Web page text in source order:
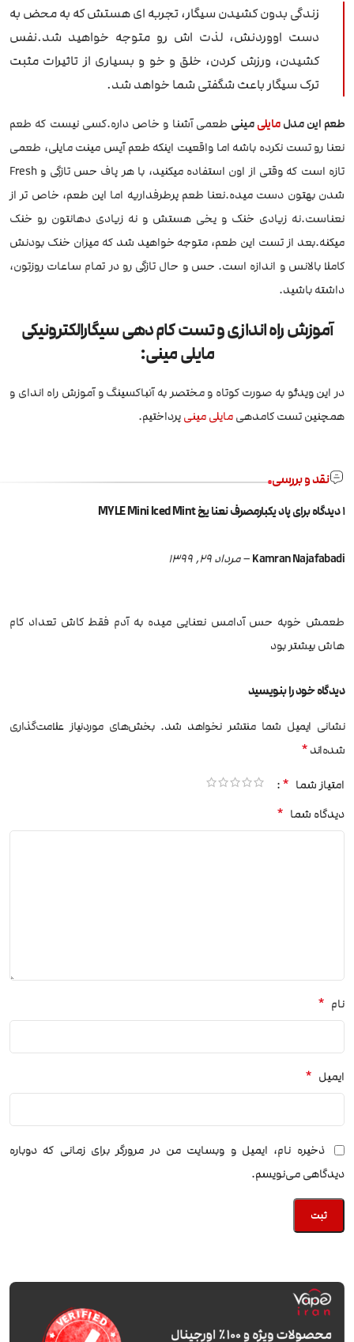
زندگی بدون کشیدن سیگار، تجربه ای هستش که به محض به
دست اووردنش، لذت اش رو متوجه خواهید شد.نفس
کشیدن، ورزش کردن، خلق و خو و بسیاری از تاثیرات مثبت
ترک سیگار باعث شگفتی شما خواهد شد.
طعم این مدلمایلیمینی طعمی آشنا و خاص داره.کسی نیست که طعم
نعنا رو تست نکرده باشه اما واقعیت اینکه طعم آیس مینت مایلی، طعمی
تازه است که وقتی از اون استفاده میکنید، با هر پاف حس تازگی و Fresh
شدن بهتون دست میده.نعنا طعم پرطرفداریه اما این طعم، خاص تر از
نعناست.نه زیادی خنک و یخی هستش و نه زیادی دهانتون رو خنک
میکنه.بعد از تست این طعم، متوجه خواهید شد که میزان خنک بودنش
کاملا بالانس و اندازه است. حس و حال تازگی رو در تمام ساعات روزتون،
داشته باشید.
آموزش راه اندازی و تست کام دهی سیگارالکترونیکی
مایلی مینی:
در این ویدئو به صورت کوتاه و مختصر به آنباکسینگ و آموزش راه اندای و
همچنین تست کامدهیمایلی مینیپرداختیم.
نقد و بررسی
1 دیدگاه برای پاد یکبارمصرف نعنا یخ MYLE Mini Iced Mint
Kamran Najafabadi
–مرداد 29, 1399
طعمش خوبه حس آدامس نعنایی میده به آدم فقط کاش تعداد کام
هاش بیشتر بود
دیدگاه خود را بنویسید
نشانی ایمیل شما منتشر نخواهد شد. بخش‌های موردنیاز علامت‌گذاری
شده‌اند*
امتیاز شما *
دیدگاه شما *
نام *
ایمیل *
ذخیره نام، ایمیل و وبسایت من در مرورگر برای زمانی که دوباره
دیدگاهی می‌نویسم.